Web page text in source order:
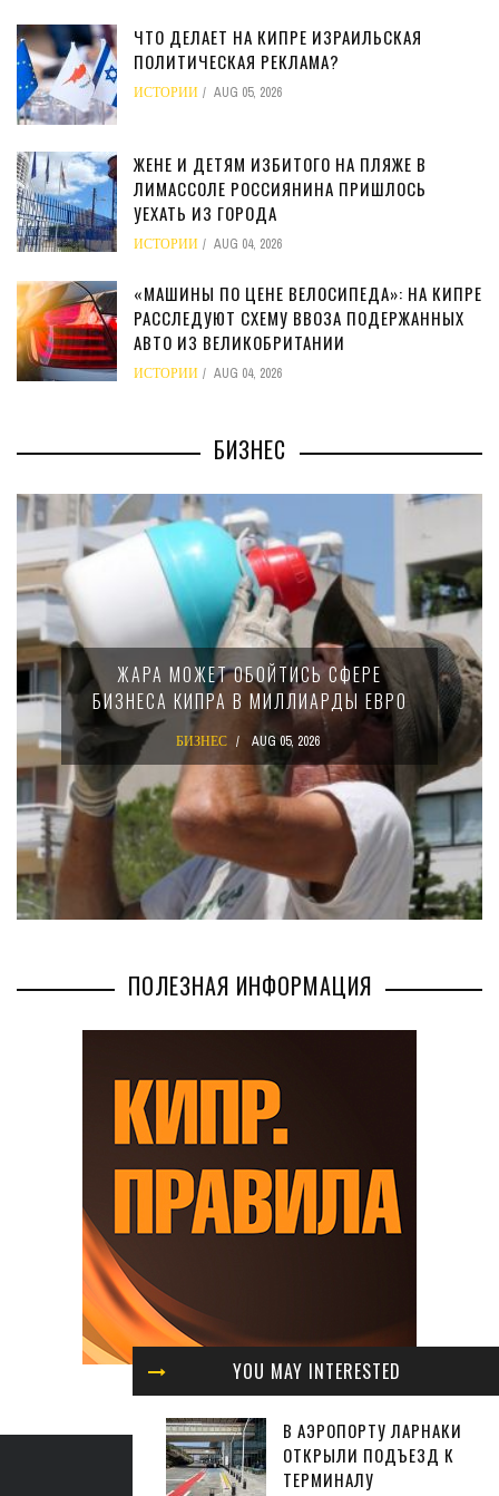
YOU MAY INTERESTED
В АЭРОПОРТУ ЛАРНАКИ
ОТКРЫЛИ ПОДЪЕЗД К
ТЕРМИНАЛУ
ЧТО ДЕЛАЕТ НА КИПРЕ ИЗРАИЛЬСКАЯ
ПОЛИТИЧЕСКАЯ РЕКЛАМА?
ИСТОРИИ AUG 05, 2026
ЖЕНЕ И ДЕТЯМ ИЗБИТОГО НА ПЛЯЖЕ В
ЛИМАССОЛЕ РОССИЯНИНА ПРИШЛОСЬ
УЕХАТЬ ИЗ ГОРОДА
ИСТОРИИ AUG 04, 2026
«МАШИНЫ ПО ЦЕНЕ ВЕЛОСИПЕДА»: НА КИПРЕ
РАССЛЕДУЮТ СХЕМУ ВВОЗА ПОДЕРЖАННЫХ
АВТО ИЗ ВЕЛИКОБРИТАНИИ
ИСТОРИИ AUG 04, 2026
БИЗНЕС
ЖАРА МОЖЕТ ОБОЙТИСЬ СФЕРЕ
КИПРА В МИЛЛИАРДЫ ЕВРО
БИЗНЕС AUG 05, 2026
ПОЛЕЗНАЯ ИНФОРМАЦИЯ